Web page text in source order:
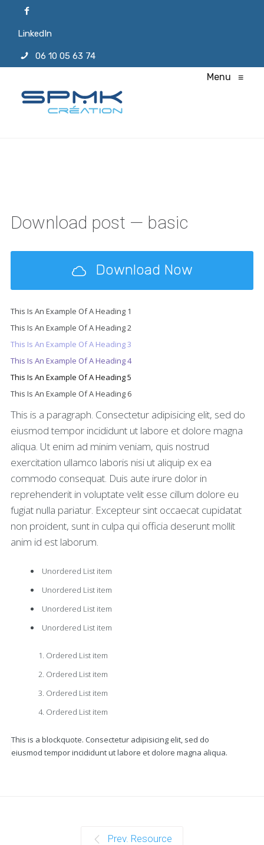
LinkedIn
06 10 05 63 74
Menu ≡
Download post — basic
Download Now
This Is An Example Of A Heading 1
This Is An Example Of A Heading 2
This Is An Example Of A Heading 3
This Is An Example Of A Heading 4
This Is An Example Of A Heading 5
This Is An Example Of A Heading 6
This is a paragraph. Consectetur adipisicing elit, sed do
eiusmod tempor incididunt ut labore et dolore magna
aliqua. Ut enim ad minim veniam, quis nostrud
exercitation ullamco laboris nisi ut aliquip ex ea
commodo consequat. Duis aute irure dolor in
reprehenderit in voluptate velit esse cillum dolore eu
fugiat nulla pariatur. Excepteur sint occaecat cupidatat
non proident, sunt in culpa qui officia deserunt mollit
anim id est laborum.
Unordered List item
Unordered List item
Unordered List item
Unordered List item
Ordered List item
Ordered List item
Ordered List item
Ordered List item
This is a blockquote. Consectetur adipisicing elit, sed do
eiusmod tempor incididunt ut labore et dolore magna aliqua.
Prev. Resource